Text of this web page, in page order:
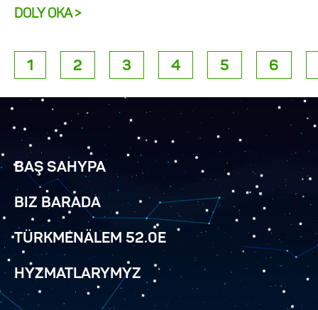
DOLY OKA >
1 2 3 4 5 6
BAŞ SAHYPA
BIZ BARADA
TÜRKMENÄLEM 52.0E
HYZMATLARYMYZ